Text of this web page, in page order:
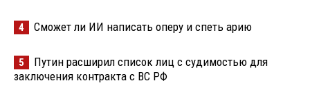
4 Сможет ли ИИ написать оперу и спеть арию
5
Путин расширил список лиц с судимостью для
заключения контракта с ВС РФ